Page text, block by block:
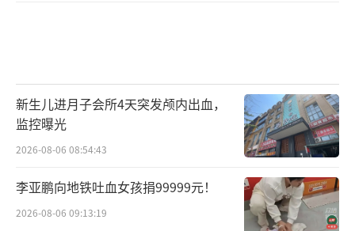
株洲市委书记曹慧泉要求全力以赴推进保
交楼工作
对停工、烂尾的“明星楼盘”进行暗访或调
研，已不是一件稀罕事。
新生儿进月子会所4天突发颅内出血，
监控曝光
2026-08-06 08:54:43
李亚鹏向地铁吐血女孩捐99999元！
2026-08-06 09:13:19